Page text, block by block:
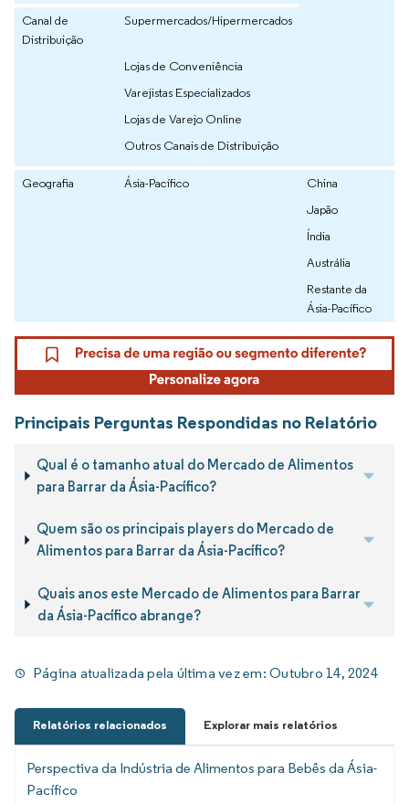
Canal de
Distribuição
Supermercados/Hipermercados
Lojas de Conveniência
Varejistas Especializados
Lojas de Varejo Online
Outros Canais de Distribuição
Geografia Ásia-Pacífico
China
Japão
Índia
Austrália
Restante da
Ásia-Pacífico
Principais Perguntas Respondidas no Relatório
Qual é o tamanho atual do Mercado de Alimentos
para Barrar da Ásia-Pacífico?
Quem são os principais players do Mercado de
Alimentos para Barrar da Ásia-Pacífico?
Quais anos este Mercado de Alimentos para Barrar
da Ásia-Pacífico abrange?
Página atualizada pela última vez em:Outubro 14, 2024
Relatórios relacionados Explorar mais relatórios
Perspectiva da Indústria de Alimentos para Bebês da Ásia-
Pacífico